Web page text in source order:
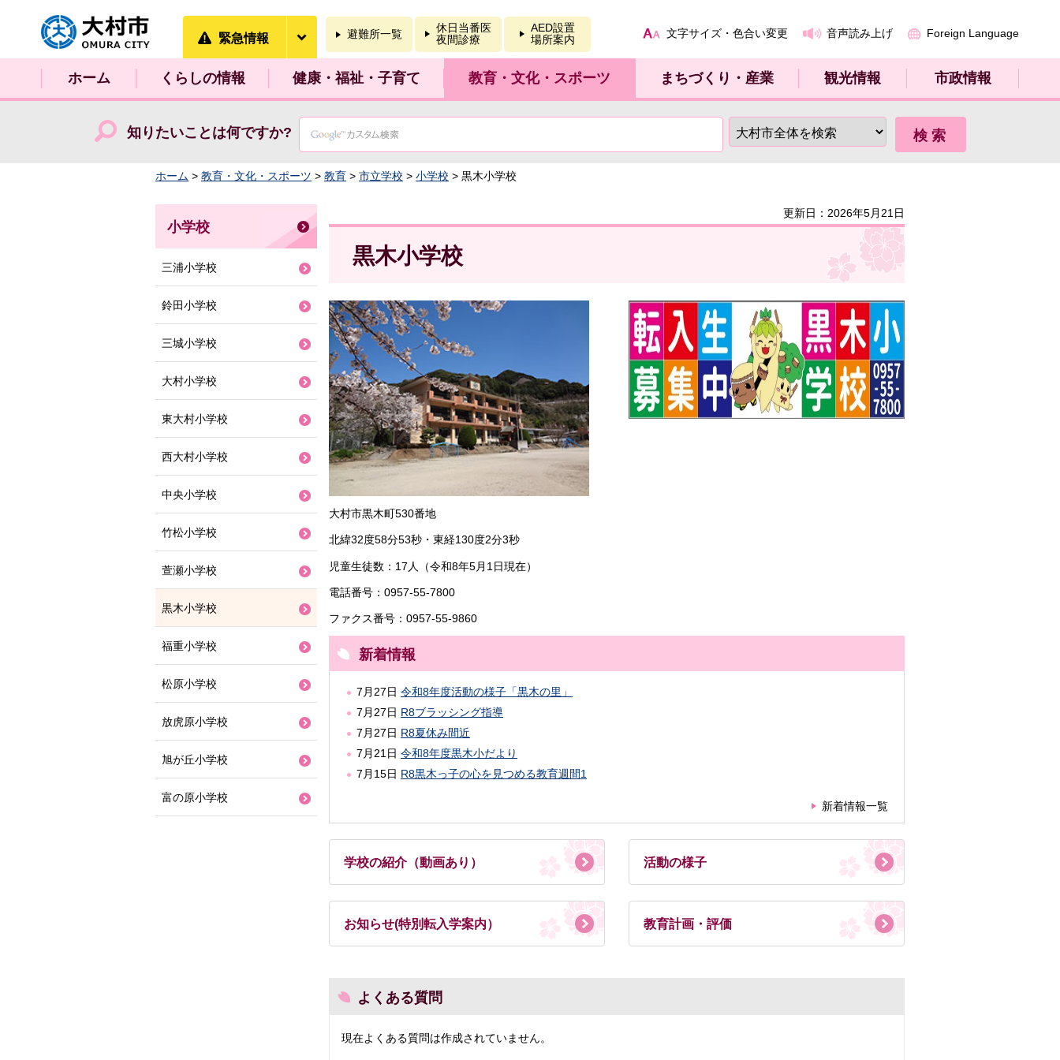
大村市
緊急情報 避難所一覧
休日当番医
夜間診療
AED設置
場所案内
文字サイズ・色合い変更 音声読み上げ Foreign Language
ホーム くらしの情報 健康・福祉・子育て 教育・文化・スポーツ まちづくり・産業 観光情報 市政情報
知りたいことは何ですか?
ホーム > 教育・文化・スポーツ > 教育 > 市立学校 > 小学校 > 黒木小学校
更新日：2026年5月21日
黒木小学校
大村市黒木町530番地
北緯32度58分53秒・東経130度2分3秒
児童生徒数：17人（令和8年5月1日現在）
電話番号：0957-55-7800
ファクス番号：0957-55-9860
新着情報
7月27日 令和8年度活動の様子「黒木の里」
7月27日 R8ブラッシング指導
7月27日 R8夏休み間近
7月21日 令和8年度黒木小だより
7月15日 R8黒木っ子の心を見つめる教育週間1
新着情報一覧
学校の紹介（動画あり） 活動の様子
お知らせ(特別転入学案内） 教育計画・評価
よくある質問
現在よくある質問は作成されていません。
小学校
三浦小学校
鈴田小学校
三城小学校
大村小学校
東大村小学校
西大村小学校
中央小学校
竹松小学校
萱瀬小学校
黒木小学校
福重小学校
松原小学校
放虎原小学校
旭が丘小学校
富の原小学校